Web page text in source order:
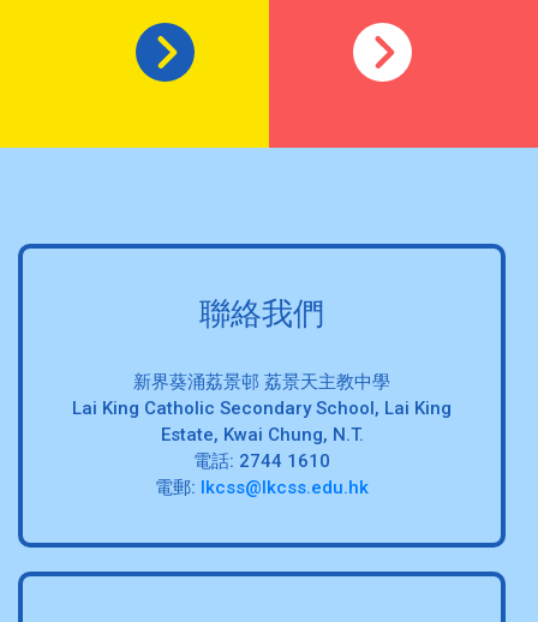
聯絡我們
新界葵涌荔景邨 荔景天主教中學
Lai King Catholic Secondary School, Lai King
Estate, Kwai Chung, N.T.
電話: 2744 1610
電郵: lkcss@lkcss.edu.hk